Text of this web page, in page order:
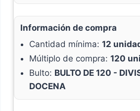
Información de compra
Cantidad mínima: 12
Múltiplo de compra: 120
Bulto: BULTO DE 120 -
DOCENA